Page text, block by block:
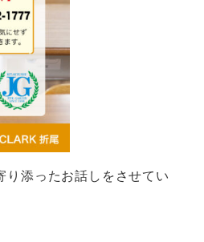
り添ったお話しをさせてい